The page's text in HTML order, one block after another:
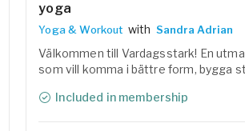
yoga
Yoga & Workout with Sandra Adrian
Välkommen till Vardagsstark! En
som vill komma i bättre form, bygga
Matkasse har vi samlat träning, yoga,
Included in membership